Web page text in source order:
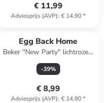
€ 11,99
Adviesprijs (AVP): € 14,90*
Egg Back Home
Beker ''New Party'' lichtroze -
220 ml
-39%
€ 8,99
Adviesprijs (AVP): € 14,90*